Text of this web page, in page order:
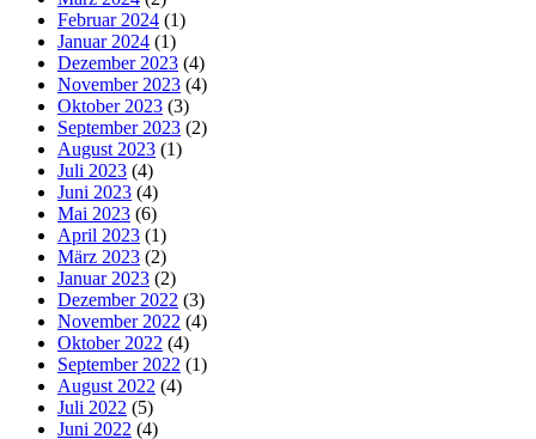
Februar 2024 (1)
Januar 2024 (1)
Dezember 2023 (4)
November 2023 (4)
Oktober 2023 (3)
September 2023 (2)
August 2023 (1)
Juli 2023 (4)
Juni 2023 (4)
Mai 2023 (6)
April 2023 (1)
März 2023 (2)
Januar 2023 (2)
Dezember 2022 (3)
November 2022 (4)
Oktober 2022 (4)
September 2022 (1)
August 2022 (4)
Juli 2022 (5)
Juni 2022 (4)